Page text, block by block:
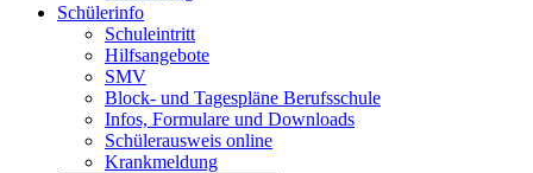
Schülerinfo
Schuleintritt
Hilfsangebote
SMV
Block- und Tagespläne Berufsschule
Infos, Formulare und Downloads
Schülerausweis online
Krankmeldung